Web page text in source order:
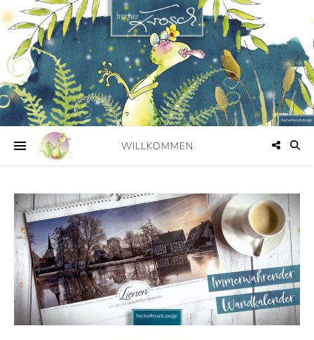
WILLKOMMEN